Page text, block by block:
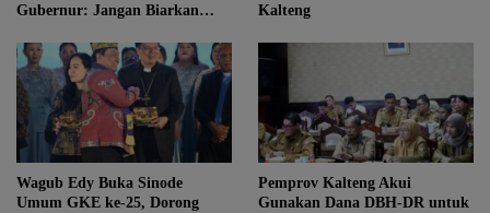
Gubernur: Jangan Biarkan
Kalteng
Kalteng
Wagub Edy Buka Sinode
Umum GKE ke-25, Dorong
Pemprov Kalteng Akui
Gunakan Dana DBH-DR untuk